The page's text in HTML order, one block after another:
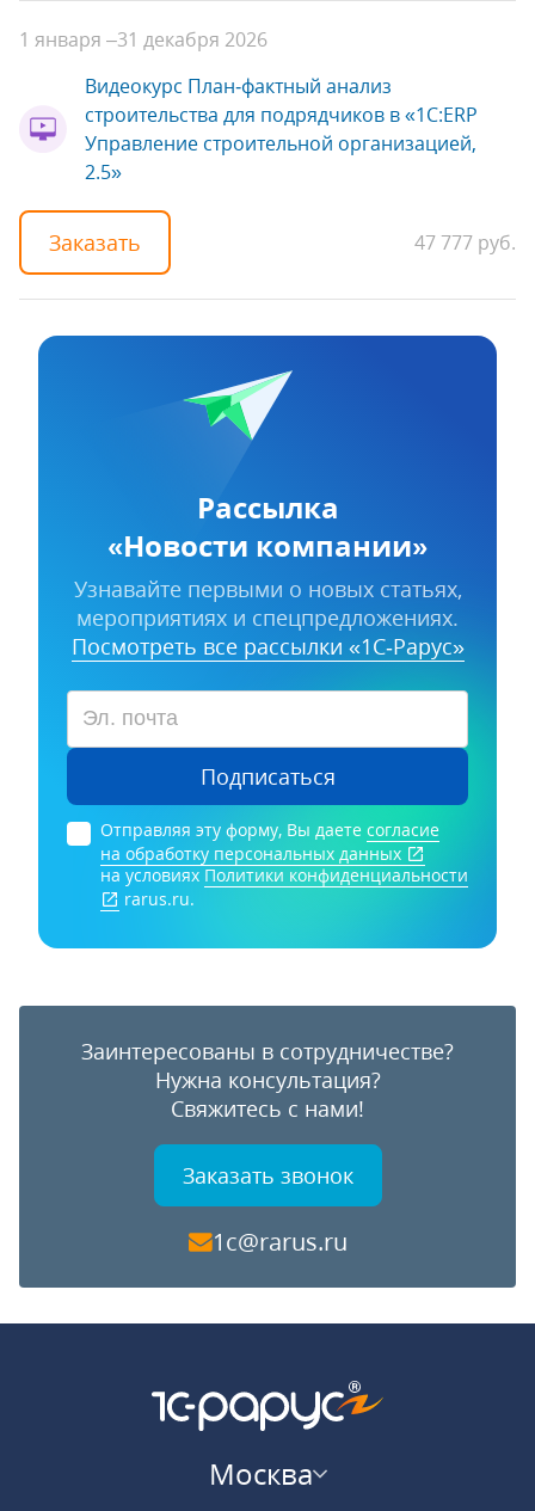
1 января –31 декабря 2026
Видеокурс План‑фактный анализ
строительства для подрядчиков в «1С:ERP
Управление строительной организацией,
2.5»
47 777 руб.
Заказать
Рассылка
«Новости компании»
Узнавайте первыми о новых статьях,
мероприятиях и спецпредложениях.
Посмотреть все рассылки «1С‑Рарус»
Подписаться
Отправляя эту форму, Вы даете согласие
на обработку персональных данных
на условиях Политики конфиденциальности
rarus.ru.
Заинтересованы в сотрудничестве?
Нужна консультация?
Свяжитесь с нами!
Заказать звонок
1c@rarus.ru
Москва